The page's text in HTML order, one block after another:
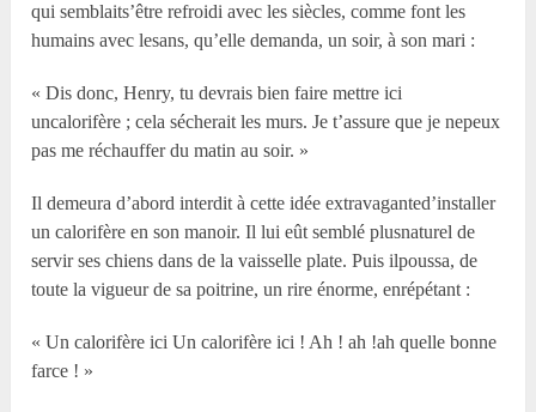
qui semblaits’être refroidi avec les siècles, comme font les
humains avec lesans, qu’elle demanda, un soir, à son mari :
« Dis donc, Henry, tu devrais bien faire mettre ici
uncalorifère ; cela sécherait les murs. Je t’assure que je nepeux
pas me réchauffer du matin au soir. »
Il demeura d’abord interdit à cette idée extravaganted’installer
un calorifère en son manoir. Il lui eût semblé plusnaturel de
servir ses chiens dans de la vaisselle plate. Puis ilpoussa, de
toute la vigueur de sa poitrine, un rire énorme, enrépétant :
« Un calorifère ici Un calorifère ici ! Ah ! ah !ah quelle bonne
farce ! »